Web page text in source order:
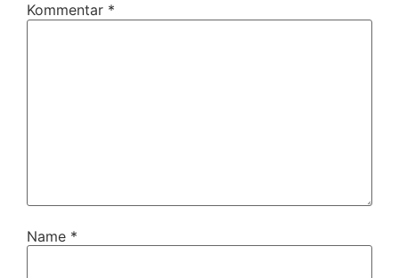
Kommentar *
Name *